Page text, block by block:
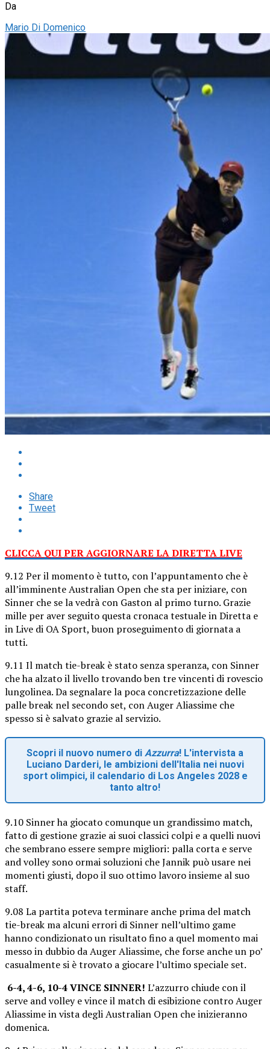
Da
Mario Di Domenico
Share
Tweet
CLICCA QUI PER AGGIORNARE LA DIRETTA LIVE
9.12 Per il momento è tutto, con l’appuntamento che è
all’imminente Australian Open che sta per iniziare, con
Sinner che se la vedrà con Gaston al primo turno. Grazie
mille per aver seguito questa cronaca testuale in Diretta e
in Live di OA Sport, buon proseguimento di giornata a
tutti.
9.11 Il match tie-break è stato senza speranza, con Sinner
che ha alzato il livello trovando ben tre vincenti di rovescio
lungolinea. Da segnalare la poca concretizzazione delle
palle break nel secondo set, con Auger Aliassime che
spesso si è salvato grazie al servizio.
Scopri il nuovo numero di Azzurra! L'intervista a
Luciano Darderi, le ambizioni dell'Italia nei nuovi
sport olimpici, il calendario di Los Angeles 2028 e
tanto altro!
9.10 Sinner ha giocato comunque un grandissimo match,
fatto di gestione grazie ai suoi classici colpi e a quelli nuovi
che sembrano essere sempre migliori: palla corta e serve
and volley sono ormai soluzioni che Jannik può usare nei
momenti giusti, dopo il suo ottimo lavoro insieme al suo
staff.
9.08 La partita poteva terminare anche prima del match
tie-break ma alcuni errori di Sinner nell’ultimo game
hanno condizionato un risultato fino a quel momento mai
messo in dubbio da Auger Aliassime, che forse anche un po’
casualmente si è trovato a giocare l’ultimo speciale set.
6-4, 4-6, 10-4 VINCE SINNER! L’azzurro chiude con il
serve and volley e vince il match di esibizione contro Auger
Aliassime in vista degli Australian Open che inizieranno
domenica.